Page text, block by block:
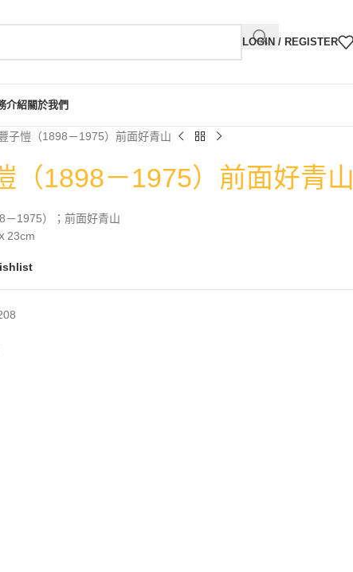
LOGIN / REGISTER
介紹關於我們
子愷（1898－1975）前面好青山
（1898－1975）前面好青山
－1975）；前面好青山
23cm